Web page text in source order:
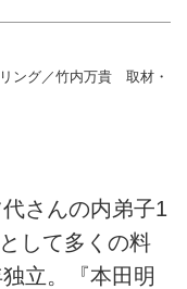
ング／竹内万貴 取材・
さんの内弟子1
して多くの料
立。『本田明